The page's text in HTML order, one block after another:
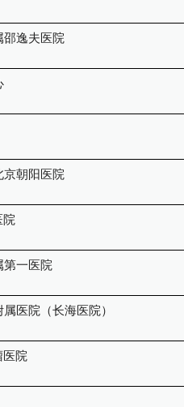
邵逸夫医院
京朝阳医院
院
第一医院
医院（长海医院）
医院